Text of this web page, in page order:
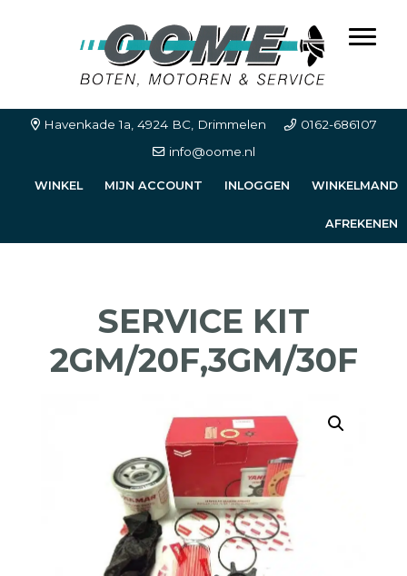
hoofdnavigatie
inhoud
Havenkade 1a, 4924 BC, Drimmelen
0162-686107
info@oome.nl
WINKEL MIJN ACCOUNT INLOGGEN WINKELMAND
AFREKENEN
SERVICE KIT
2GM/20F,3GM/30F